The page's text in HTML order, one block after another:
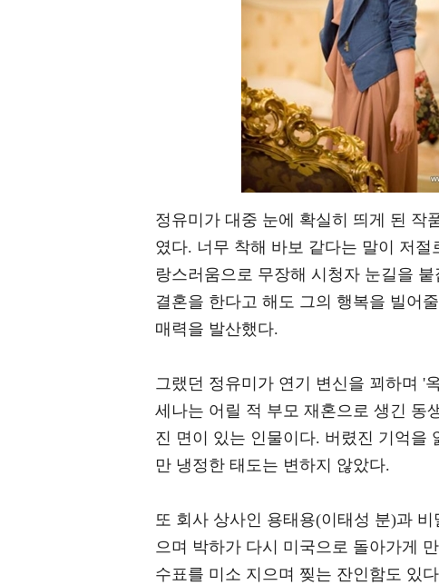
정유미가 대중 눈에 확실히 띄게 된 작
였다. 너무 착해 바보 같다는 말이 저
랑스러움으로 무장해 시청자 눈길을
결혼을 한다고 해도 그의 행복을 빌어
매력을 발산했다.
그랬던 정유미가 연기 변신을 꾀하며 '
세나는 어릴 적 부모 재혼으로 생긴 동
진 면이 있는 인물이다. 버렸진 기억을
만 냉정한 태도는 변하지 않았다.
또 회사 상사인 용태용(이태성 분)과
으며 박하가 다시 미국으로 돌아가게
수표를 미소 지으며 찢는 잔인함도 있